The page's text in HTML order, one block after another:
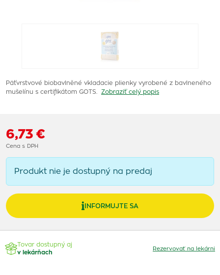
Päťvrstvové biobavlněné vkladacie plienky vyrobené z bavlneného
mušelínu s certifikátom GOTS.
Zobraziť celý popis
6,73 €
Cena s DPH
Produkt nie je dostupný na predaj
INFORMUJTE SA
Tovar dostupný aj
v lekárňach
Rezervovať na lekárni